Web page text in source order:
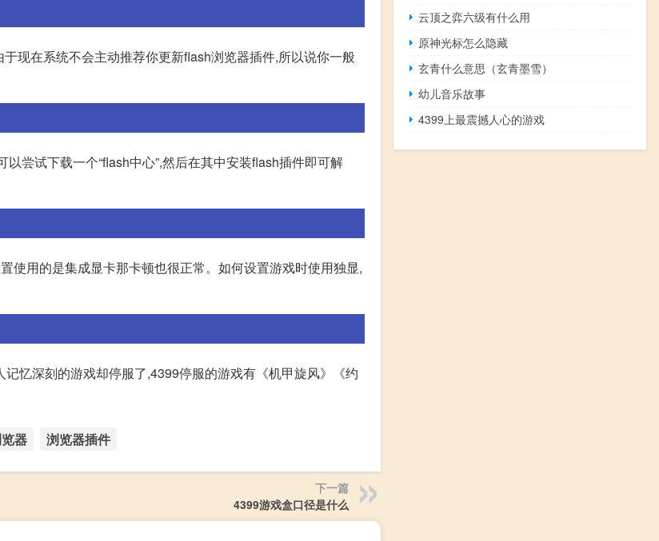
现在系统不会主动推荐你更新flash浏览器插件,所以说你一般
尝试下载一个“flash中心”,然后在其中安装flash插件即可解
使用的是集成显卡那卡顿也很正常。如何设置游戏时使用独显,
忆深刻的游戏却停服了,4399停服的游戏有《机甲旋风》《约
器 浏览器插件
下一篇
4399游戏盒口径是什么
云顶之弈六级有什么用
原神光标怎么隐藏
玄青什么意思（玄青墨雪）
幼儿音乐故事
4399上最震撼人心的游戏